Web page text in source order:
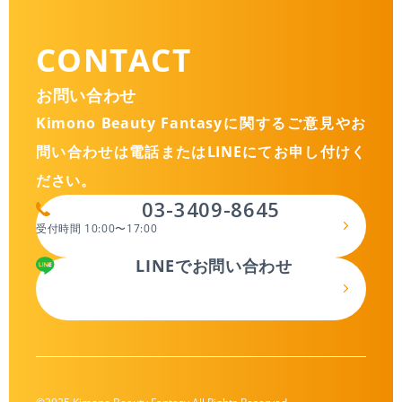
CONTACT
お問い合わせ
Kimono Beauty Fantasyに関するご意見やお
問い合わせは電話またはLINEにてお申し付けく
ださい。
03-3409-8645
受付時間 10:00〜17:00
LINEでお問い合わせ